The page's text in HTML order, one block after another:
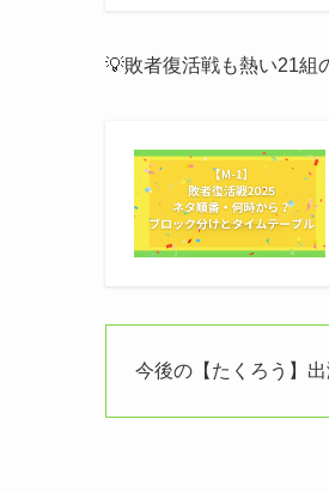
💡敗者復活戦も熱い21組
今後の【たくろう】